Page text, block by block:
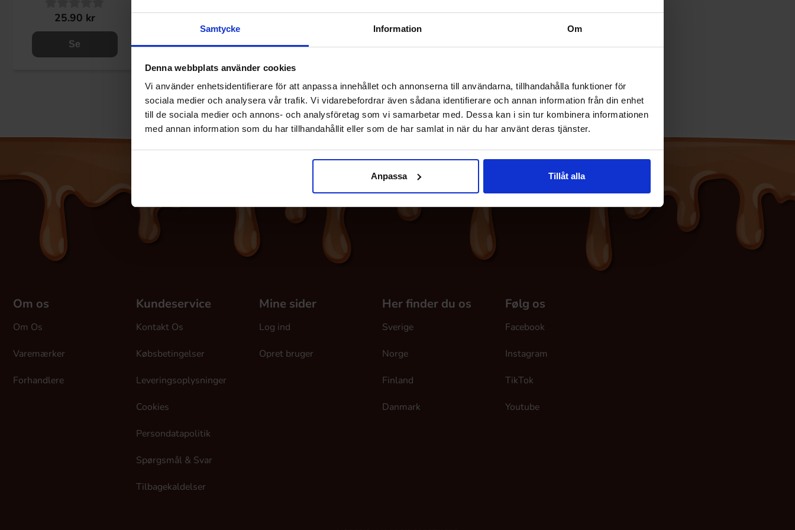
Samtycke Information Om
Denna webbplats använder cookies
Vi använder enhetsidentifierare för att anpassa innehållet och annonserna till användarna, tillhandahålla funktioner för
sociala medier och analysera vår trafik. Vi vidarebefordrar även sådana identifierare och annan information från din enhet
till de sociala medier och annons- och analysföretag som vi samarbetar med. Dessa kan i sin tur kombinera informationen
med annan information som du har tillhandahållit eller som de har samlat in när du har använt deras tjänster.
Anpassa Tillåt alla
25.90 kr
Se
Om os
Om Os
Varemærker
Forhandlere
Kundeservice
Kontakt Os
Købsbetingelser
Leveringsoplysninger
Cookies
Persondatapolitik
Spørgsmål & Svar
Tilbagekaldelser
Mine sider
Log ind
Opret bruger
Her finder du os
Sverige
Norge
Finland
Danmark
Følg os
Facebook
Instagram
TikTok
Youtube